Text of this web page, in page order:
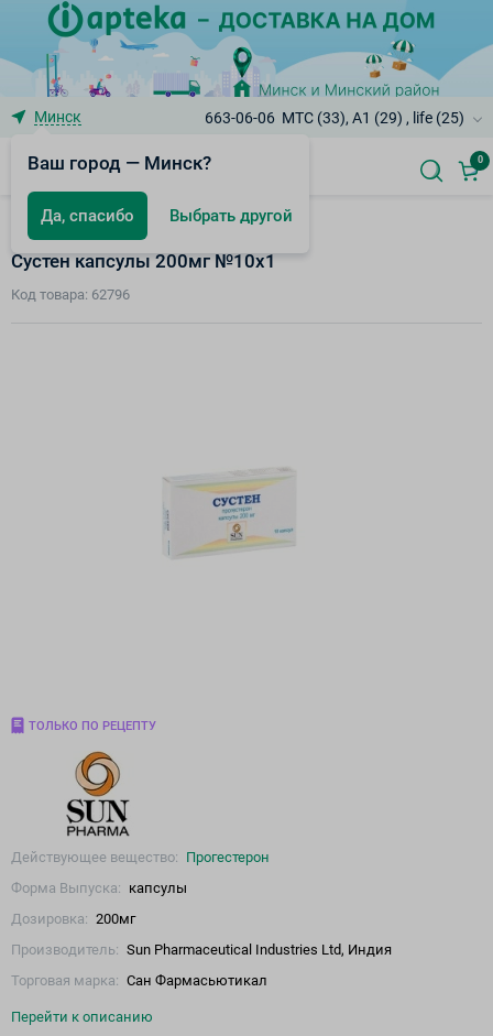
Минск
Ваш город — Минск?
Да, спасибо Выбрать другой
663-06-06 МТС (33), A1 (29) , life (25)
0
Гормональные препараты
Сустен капсулы 200мг №10х1
Код товара: 62796
ТОЛЬКО ПО РЕЦЕПТУ
Действующее вещество: Прогестерон
Форма Выпуска: капсулы
Дозировка: 200мг
Производитель: Sun Pharmaceutical Industries Ltd, Индия
Торговая марка: Сан Фармасьютикал
Перейти к описанию